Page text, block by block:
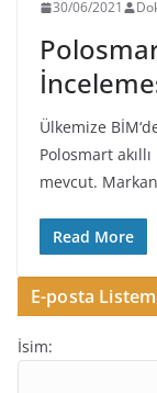
30/06/2021
Ülkemize
Polosmart
mevcut.
Read More
E-posta
İsim: